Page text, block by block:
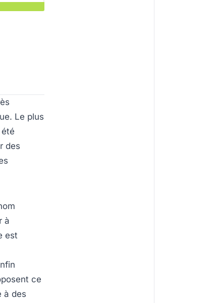
Le plus
des
à
est
ce
à des